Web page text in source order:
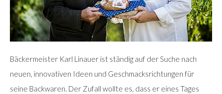
Bäckermeister Karl Linauer ist ständig auf der Suche nach
neuen, innovativen Ideen und Geschmacksrichtungen für
seine Backwaren. Der Zufall wollte es, dass er eines Tages